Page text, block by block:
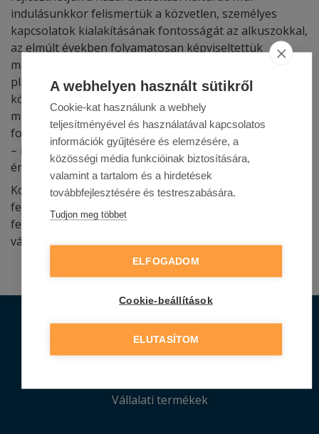
indulásunkkor felismertük a közvetlen, személyes
kapcsolatok kialakításának fontosságát az alkuszokkal,
az elmúlt években folyamatosan képviseltettük
magunkat a biztosítási szakmai rendezvényeken és
platformokon. Az alkuszok számára személyes,
közvetlen elérhetőséget biztosítunk
munkatársainkhoz, így kérdéseikkel bármikor
fordulhatnak hozzánk, számíthatnak támogatásunkra”
– mondta Faraga Gábor, a Colonnade alkuszi
értékesítési igazgatója.
Korábbi díjaink mellett, ugyancsak az alkuszok bizalmát
fejezi ki, hogy a működésükhöz szükséges szakmai
felelősségük megkötésekor nagy arányban
választanak minket.
Termékeink
Vállalati termékek
A webhelyen használt sütikről
Cookie-kat használunk a webhely
teljesítményével és használatával kapcsolatos
információk gyűjtésére és elemzésére, a
közösségi média funkcióinak biztosítására,
valamint a tartalom és a hirdetések
továbbfejlesztésére és testreszabására.
Tudjon meg többet
ELFOGADOM
Cookie-beállítások
ELUTASÍTOM